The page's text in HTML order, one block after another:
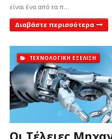
είναι ένα από τα π…
Διαβάστε περισσότερα
ΤΕΧΝΟΛΟΓΙΚΗ ΕΞΕΛΙΞΗ